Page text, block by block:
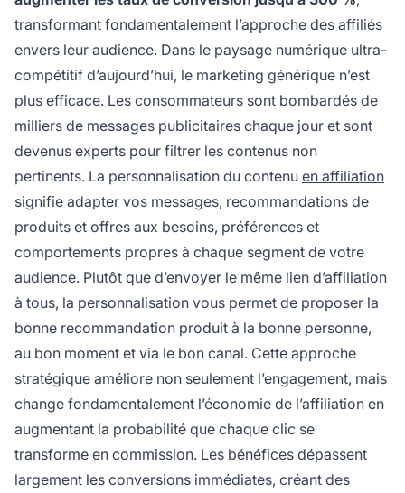
transformant fondamentalement l’approche des affiliés
envers leur audience. Dans le paysage numérique ultra-
compétitif d’aujourd’hui, le marketing générique n’est
plus efficace. Les consommateurs sont bombardés de
milliers de messages publicitaires chaque jour et sont
devenus experts pour filtrer les contenus non
pertinents. La personnalisation du contenu en affiliation
signifie adapter vos messages, recommandations de
produits et offres aux besoins, préférences et
comportements propres à chaque segment de votre
audience. Plutôt que d’envoyer le même lien d’affiliation
à tous, la personnalisation vous permet de proposer la
bonne recommandation produit à la bonne personne,
au bon moment et via le bon canal. Cette approche
stratégique améliore non seulement l’engagement, mais
change fondamentalement l’économie de l’affiliation en
augmentant la probabilité que chaque clic se
transforme en commission. Les bénéfices dépassent
largement les conversions immédiates, créant des